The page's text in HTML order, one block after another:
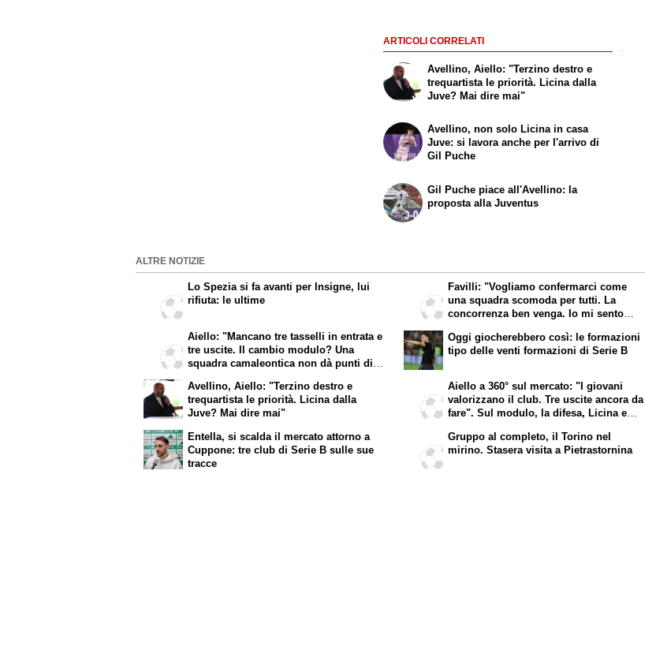
ARTICOLI CORRELATI
Avellino, Aiello: "Terzino destro e
trequartista le priorità. Licina dalla
Juve? Mai dire mai"
Avellino, non solo Licina in casa
Juve: si lavora anche per l'arrivo di
Gil Puche
Gil Puche piace all'Avellino: la
proposta alla Juventus
ALTRE NOTIZIE
Lo Spezia si fa avanti per Insigne, lui
rifiuta: le ultime
Aiello: "Mancano tre tasselli in entrata e
tre uscite. Il cambio modulo? Una
squadra camaleontica non dà punti di
trequartista...
Favilli: "Vogliamo confermarci come
una squadra scomoda per tutti. La
concorrenza ben venga. Io mi sento
Oggi giocherebbero così: le formazioni
tipo delle venti formazioni di Serie B
Avellino, Aiello: "Terzino destro e
trequartista le priorità. Licina dalla
Juve? Mai dire mai"
Entella, si scalda il mercato attorno a
Cuppone: tre club di Serie B sulle sue
tracce
Aiello a 360° sul mercato: "I giovani
valorizzano il club. Tre uscite ancora da
fare". Sul modulo, la difesa, Licina e
Gruppo al completo, il Torino nel
mirino. Stasera visita a Pietrastornina